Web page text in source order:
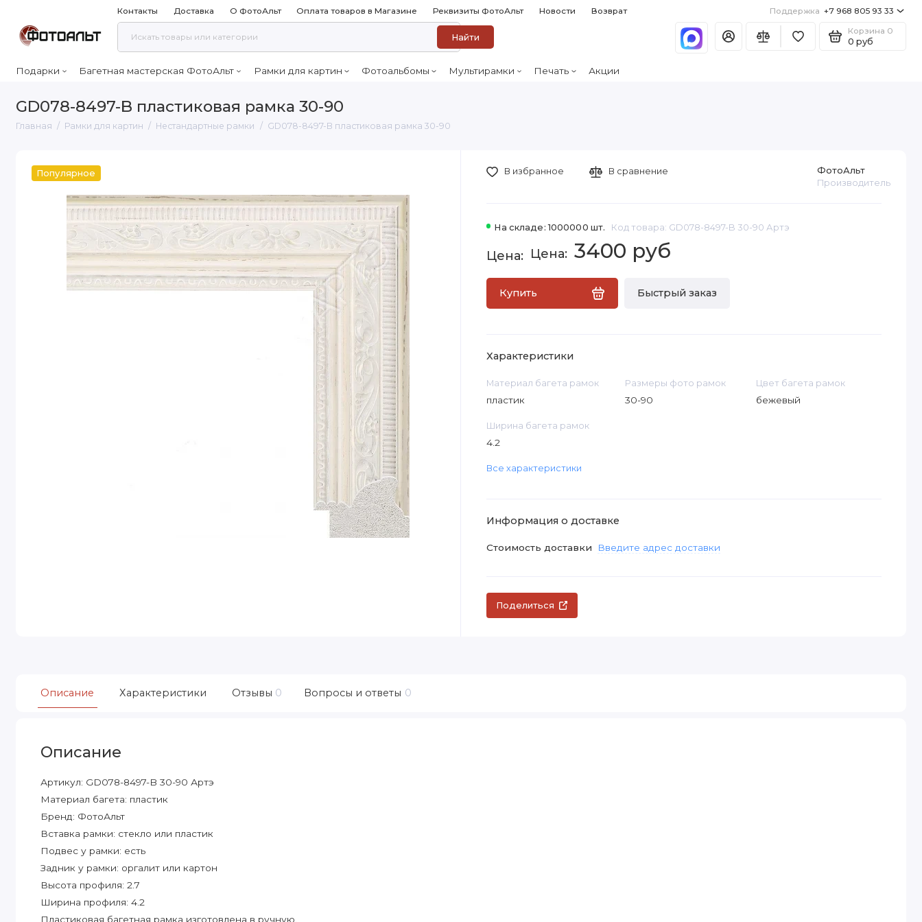
Контакты Доставка О ФотоАльт Оплата товаров в Магазине Реквизиты ФотоАльт Новости Возврат Поддержка +7 968 805 93 33
Найти
Корзина 0
0 руб
Подарки Багетная мастерская ФотоАльт Рамки для картин Фотоальбомы Мультирамки Печать Акции
GD078-8497-B пластиковая рамка 30-90
Главная Рамки для картин Нестандартные рамки GD078-8497-B пластиковая рамка 30-90
Популярное
На складе: 1000000 шт. Код товара: GD078-8497-B 30-90 Артэ
ФотоАльт
Производитель
3400 руб
Купить Быстрый заказ
В избранное В сравнение
Характеристики
Материал багета рамок
пластик
Размеры фото рамок
30-90
Цвет багета рамок
бежевый
Ширина багета рамок
4.2
Все характеристики
Информация о доставке
Стоимость доставки Введите адрес доставки
Поделиться
Описание Характеристики Отзывы 0 Вопросы и ответы 0
Описание
Артикул: GD078-8497-B 30-90 Артэ
Материал багета: пластик
Бренд: ФотоАльт
Вставка рамки: стекло или пластик
Подвес у рамки: есть
Задник у рамки: оргалит или картон
Высота профиля: 2.7
Ширина профиля: 4.2
Пластиковая багетная рамка изготовлена в ручную.